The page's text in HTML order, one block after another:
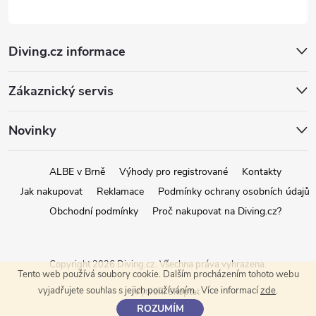
Tento web používá soubory cookie. Dalším procházením tohoto webu
vyjadřujete souhlas s jejich používáním.. Více informacízde.
ROZUMÍM
Diving.cz informace
Zákaznický servis
Novinky
ALBE v Brně Výhody pro registrované
Kontakty
Jak nakupovat
Reklamace
Podmínky ochrany osobních údajů
Obchodní podmínky
Proč nakupovat na Diving.cz?
Vytvořil Shoptet
Copyright 2026 Diving.cz. Všechna práva vyhrazena.